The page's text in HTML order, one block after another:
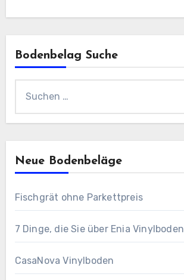
Bodenbelag Suche
nach:
Neue Bodenbeläge
Fischgrät ohne Parkettpreis
7 Dinge, die Sie über Enia Vinylboden
CasaNova Vinylboden